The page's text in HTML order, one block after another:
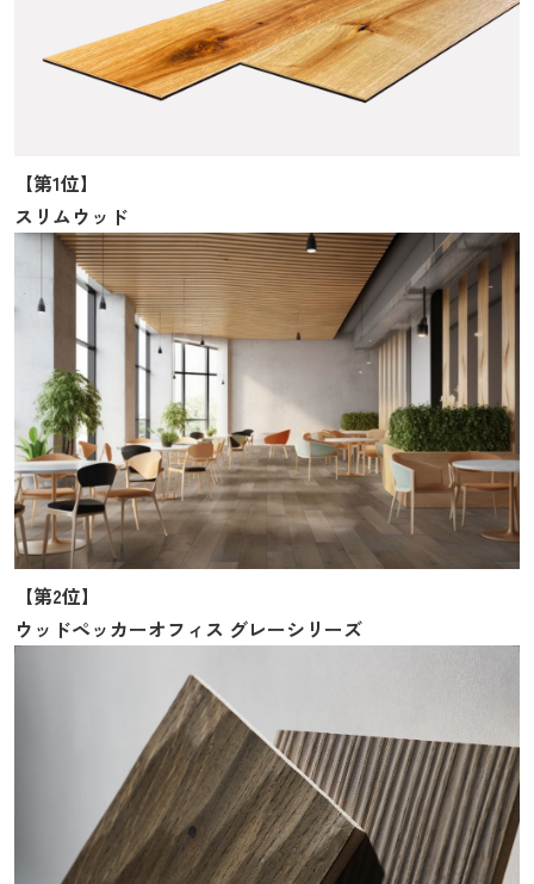
【第1位】
スリムウッド
【第2位】
ウッドペッカーオフィス グレーシリーズ